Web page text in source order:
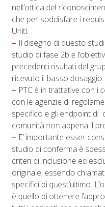
nell’ottica del
che per soddisfare i
Uniti.
– Il disegno di questo
studio di fase 2b e
precedenti risultati del
ricevuto il basso dosaggio.
– PTC è in trattative con i
con le agenzie di
specifico e gli endpoint di
comunità non appena il
– E’ importante esser
studio di conferma è
criteri di inclusione ed
originale, essendo
specifici di quest’ultimo.
è quello di ottenere